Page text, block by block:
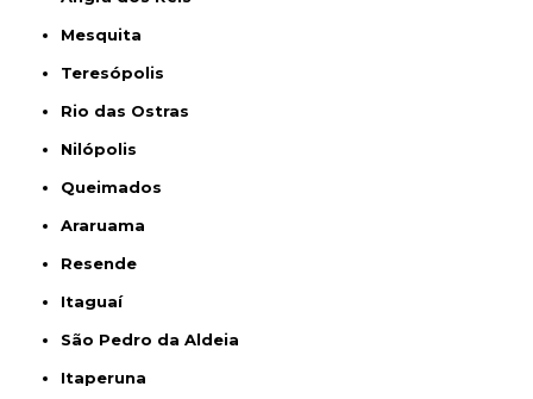
Mesquita
Teresópolis
Rio das Ostras
Nilópolis
Queimados
Araruama
Resende
Itaguaí
São Pedro da Aldeia
Itaperuna